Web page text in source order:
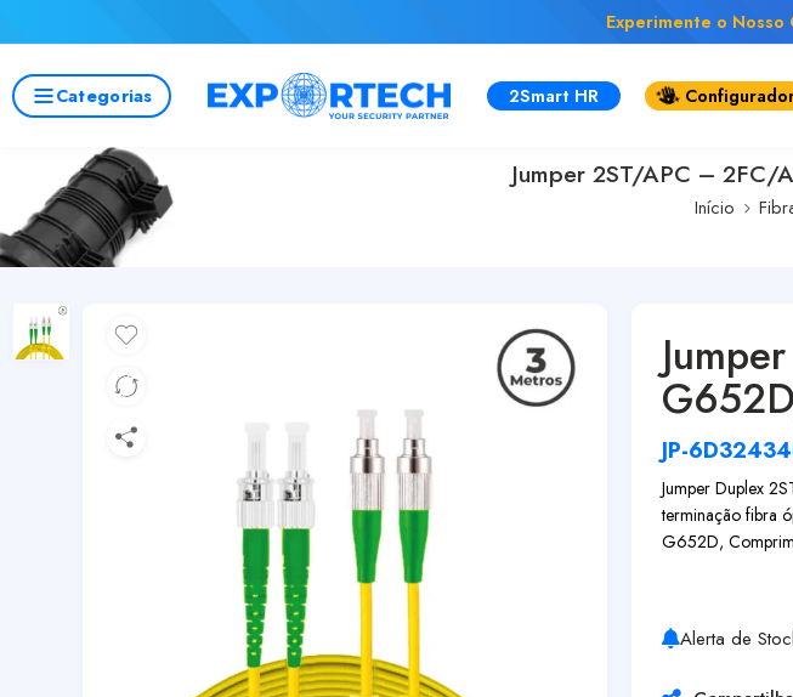
Experimente o
Categorias 2Smart HR
Jumper 2ST/APC – 2FC/
Início
JP-
Jumper Duplex
terminação fibra
G652D,
Alerta de